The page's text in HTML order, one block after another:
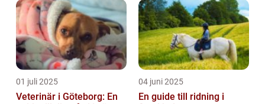
01 juli 2025
Veterinär i Göteborg: En
04 juni 2025
En guide till ridning i